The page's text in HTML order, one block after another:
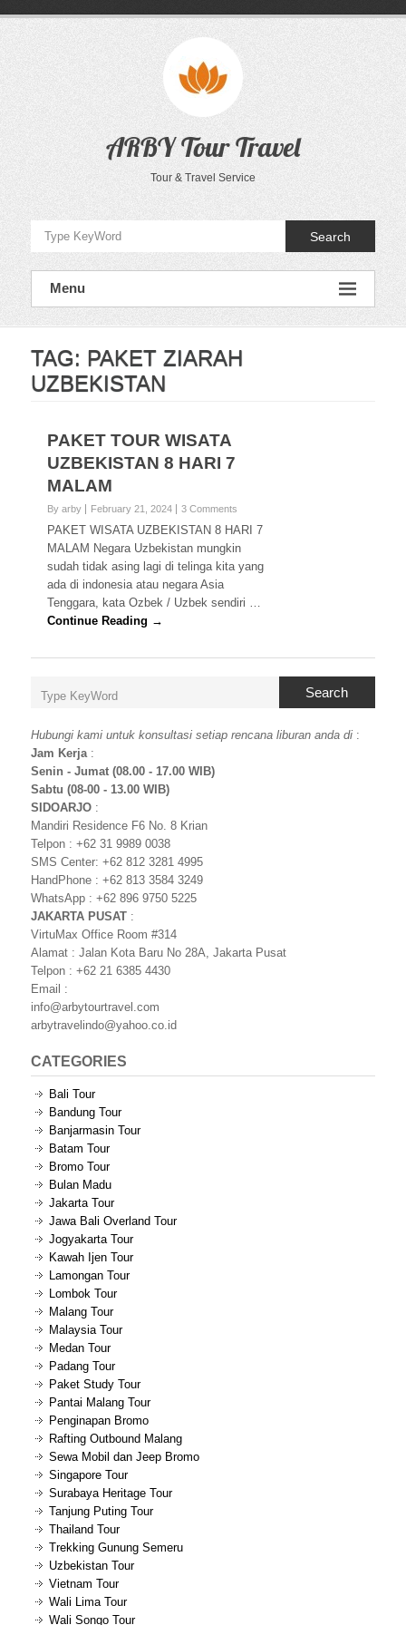
ARBY Tour Travel
Tour & Travel Service
Search
Menu
TAG: PAKET ZIARAH
UZBEKISTAN
PAKET TOUR WISATA
UZBEKISTAN 8 HARI 7
MALAM
By arby February 21, 2024 3 Comments
PAKET WISATA UZBEKISTAN 8 HARI 7
MALAM Negara Uzbekistan mungkin
sudah tidak asing lagi di telinga kita yang
ada di indonesia atau negara Asia
Tenggara, kata Ozbek / Uzbek sendiri …
Continue Reading →
Search
Hubungi kami untuk konsultasi setiap rencana liburan anda di :
Jam Kerja:
Senin - Jumat (08.00 - 17.00 WIB)
Sabtu (08-00 - 13.00 WIB)
SIDOARJO :
Mandiri Residence F6 No. 8 Krian
Telpon : +62 31 9989 0038
SMS Center: +62 812 3281 4995
HandPhone : +62 813 3584 3249
WhatsApp : +62 896 9750 5225
JAKARTA PUSAT :
VirtuMax Office Room #314
Alamat : Jalan Kota Baru No 28A, Jakarta Pusat
Telpon : +62 21 6385 4430
Email :
info@arbytourtravel.com
arbytravelindo@yahoo.co.id
CATEGORIES
Bali Tour
Bandung Tour
Banjarmasin Tour
Batam Tour
Bromo Tour
Bulan Madu
Jakarta Tour
Jawa Bali Overland Tour
Jogyakarta Tour
Kawah Ijen Tour
Lamongan Tour
Lombok Tour
Malang Tour
Malaysia Tour
Medan Tour
Padang Tour
Paket Study Tour
Pantai Malang Tour
Penginapan Bromo
Rafting Outbound Malang
Sewa Mobil dan Jeep Bromo
Singapore Tour
Surabaya Heritage Tour
Tanjung Puting Tour
Thailand Tour
Trekking Gunung Semeru
Uzbekistan Tour
Vietnam Tour
Wali Lima Tour
Wali Songo Tour